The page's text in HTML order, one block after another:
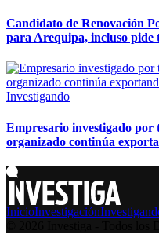
Candidato de Renovación
para Arequipa, incluso pide
Investigando
Empresario investigado por
organizado continúa
InicioInvestigación